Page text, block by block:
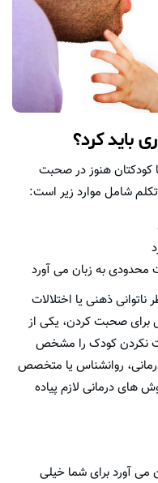
باید کرد؟
کودکتان هنوز در صحبت
شامل موارد زیر است:
محدودی به زبان می آورد
ذهنی یا اختلالات
برای صحبت کردن، یکی از
نکردن کودک را مشخص
روانشناس یا متخصص
درمانی لازم پیاده
می آورد برای شما خیلی